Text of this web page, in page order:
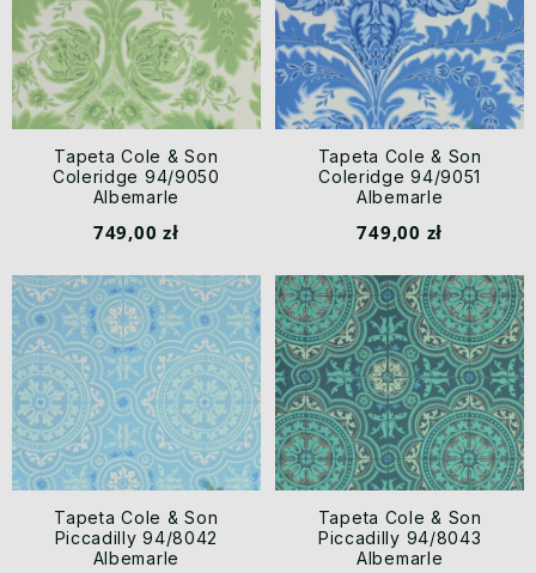
Tapeta Cole & Son
Coleridge 94/9050
Albemarle
749,00 zł
Tapeta Cole & Son
Coleridge 94/9051
Albemarle
749,00 zł
Tapeta Cole & Son
Piccadilly 94/8042
Albemarle
Tapeta Cole & Son
Piccadilly 94/8043
Albemarle